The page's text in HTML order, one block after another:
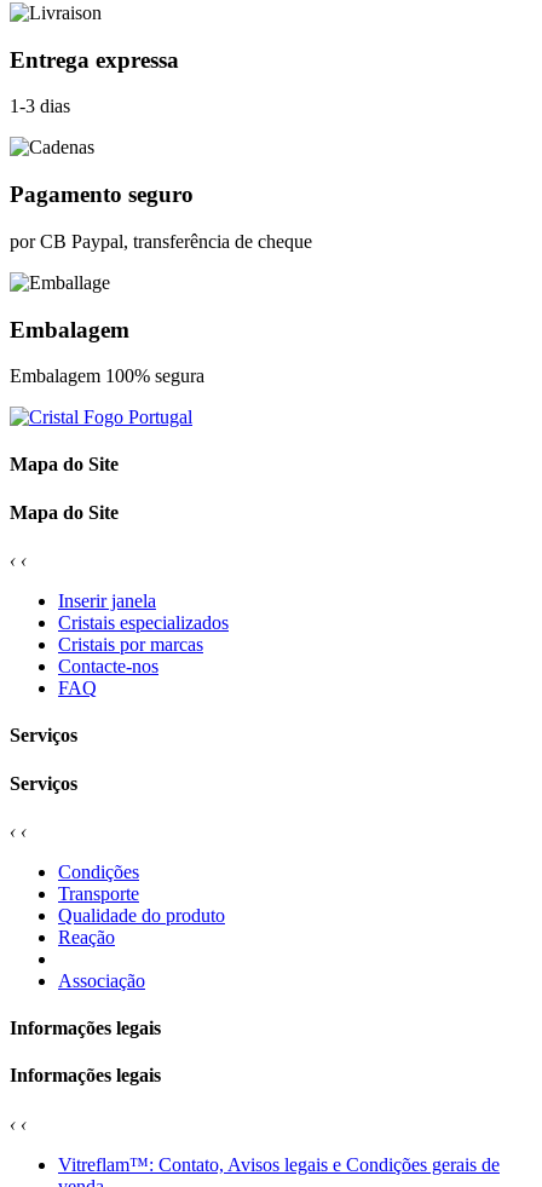
Entrega expressa
1-3 dias
Pagamento seguro
por CB Paypal, transferência de cheque
Embalagem
Embalagem 100% segura
Mapa do Site
Mapa do Site
‹ ‹
Inserir janela
Cristais especializados
Cristais por marcas
Contacte-nos
FAQ
Serviços
Serviços
‹ ‹
Condições
Transporte
Qualidade do produto
Reação
Associação
Informações legais
Informações legais
‹ ‹
Vitreflam™: Contato, Avisos legais e Condições gerais de